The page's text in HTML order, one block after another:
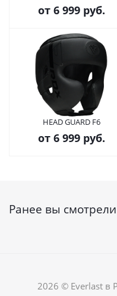
от 6 999 руб.
HEAD GUARD F6
от 6 999 руб.
Ранее вы смотрели
2026 © Everlast в